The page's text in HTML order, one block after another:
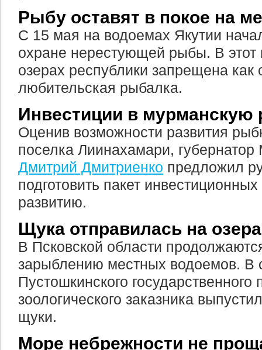
Рыбу оставят в покое на
С 15 мая на водоемах Якутии
охране нерестующей рыбы. В этот
озерах республики запрещена как
любительская рыбалка.
Инвестиции в мурманскую
Оценив возможности развития
поселка Лиинахамари,
Дмитрий Дмитриенко предложил
подготовить пакет
развитию.
Щука отправилась на озера
В Псковской области
зарыблению местных водоемов. В
Пустошкинского государственного
зоологического заказника
щуки.
Море небрежности не